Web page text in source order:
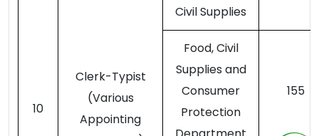
10
Clerk-Typist
(Various
Appointing
Civil Supplies
Food, Civil
Supplies and
Consumer
Protection
155